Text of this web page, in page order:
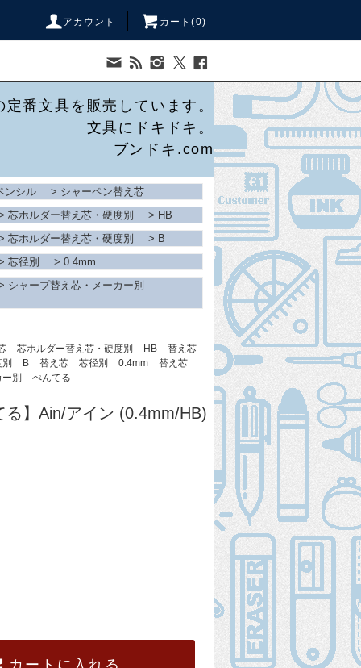
アカウント カート(0)
番文具を販売しています。
文具にドキドキ。
ブンドキ.com
ンシル > シャーペン替え芯
芯ホルダー替え芯・硬度別 > HB
芯ホルダー替え芯・硬度別 > B
芯径別 > 0.4mm
シャープ替え芯・メーカー別
芯ホルダー替え芯・硬度別 HB
替え芯
B 替え芯 芯径別 0.4mm
替え芯
別
ぺんてる
る】Ain/アイン (0.4mm/HB)
カートに入れる